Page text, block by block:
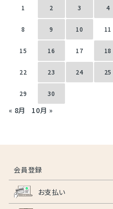
1 2 3 4
8 9 10 11
15 16 17 18
22 23 24 25
29 30
« 8月 10月 »
会員登録
お支払い